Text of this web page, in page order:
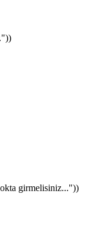
girmelisiniz..."))